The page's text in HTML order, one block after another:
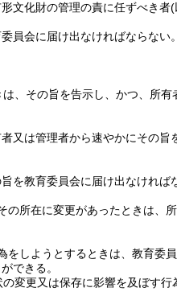
文化財の管理の責に任ずべき者(
員会に届け出なければならない。
、その旨を告示し、かつ、所
又は管理者から速やかにその旨
を教育委員会に届け出なければ
所在に変更があったときは、
しようとするときは、教育委
できる。
変更又は保存に影響を及ぼす